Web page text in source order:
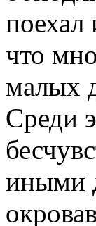
поехал
что
малых
Среди
иными